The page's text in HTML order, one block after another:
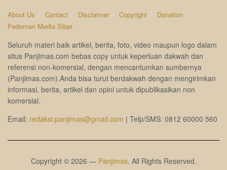
About Us Contact Disclaimer Copyright
Donation
Pedoman Media Siber
Seluruh materi baik artikel, berita, foto, video maupun logo dalam
situs Panjimas.com bebas copy untuk keperluan dakwah dan
referensi non-komersial, dengan mencantumkan sumbernya
(Panjimas.com).Anda bisa turut berdakwah dengan mengirimkan
informasi, berita, artikel dan opini untuk dipublikasikan non
komersial.
Email: redaksi.panjimas@gmail.com | Telp/SMS: 0812 60000 560
Copyright © 2026 — Panjimas. All Rights Reserved.